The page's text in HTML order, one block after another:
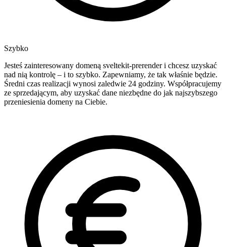
Szybko
Jesteś zainteresowany domeną sveltekit-prerender i chcesz uzyskać
nad nią kontrolę – i to szybko. Zapewniamy, że tak właśnie będzie.
Średni czas realizacji wynosi zaledwie 24 godziny. Współpracujemy
ze sprzedającym, aby uzyskać dane niezbędne do jak najszybszego
przeniesienia domeny na Ciebie.